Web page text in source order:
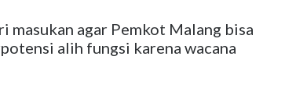
masukan agar Pemkot Malang bisa
alih fungsi karena wacana